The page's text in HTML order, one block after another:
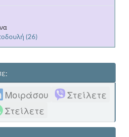
(26)
Μοιράσου
Στείλετε
Στείλετε